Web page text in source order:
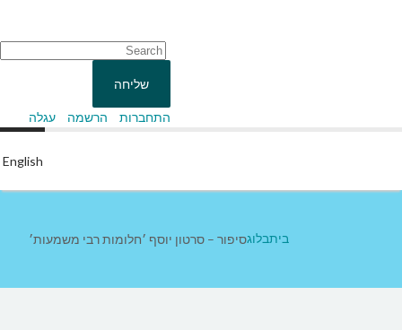
התחברות הרשמה עגלה
English
ביתבלוגסיפור – סרטון יוסף ׳חלומות רבי משמעות׳